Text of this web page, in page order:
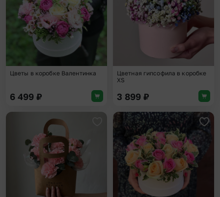
Цветы в коробке Валентинка
6 499 ₽
Цветная гипсофила в коробке
XS
3 899 ₽
Добавить в избранное